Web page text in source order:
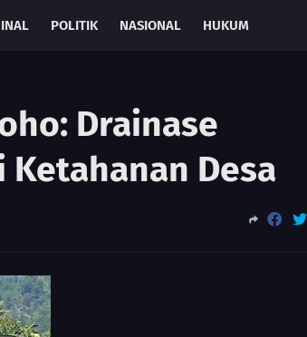
POLITIK NASIONAL HUKUM
Drainase
Ketahanan Desa